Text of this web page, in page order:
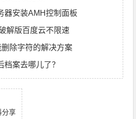
器安装AMH控制面板
解版百度云不限速
除字符的解决方案
档案去哪儿了？
分享